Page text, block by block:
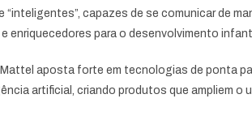
capazes de se comunicar de
enriquecedores para o desenvolvimento
aposta forte em tecnologias de ponta
artificial, criando produtos que ampliem o